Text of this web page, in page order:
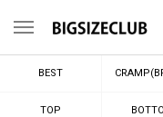
메뉴
BEST
TOP